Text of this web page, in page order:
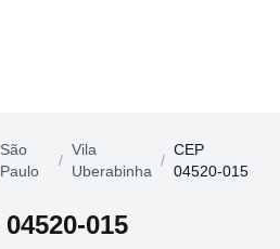
São
Paulo
/
Vila
Uberabinha
/
CEP
04520-015
04520-015